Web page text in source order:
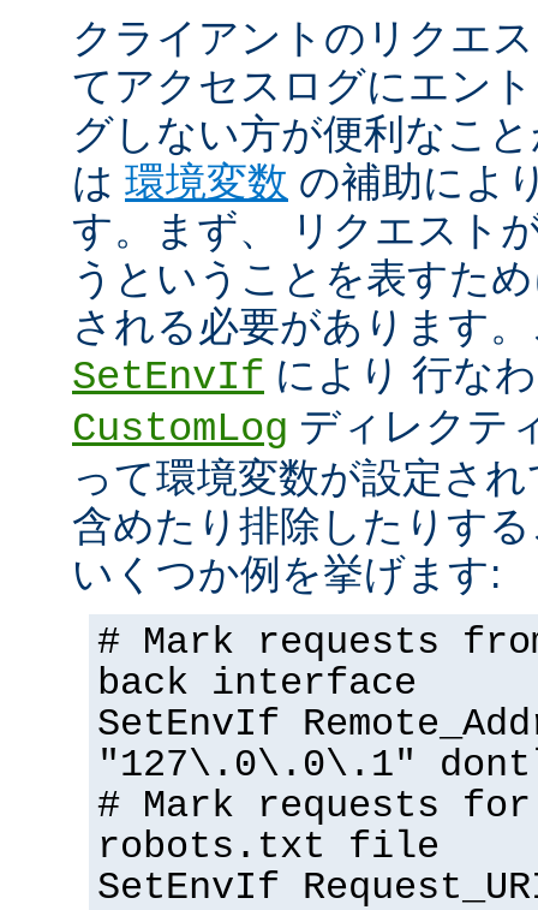
クライアントのリクエ
てアクセスログにエン
グしない方が便利なこ
は 環境変数 の補助によ
す。まず、 リクエスト
うということを表すた
される必要があります
SetEnvIf により 行な
CustomLog ディレクテ
って環境変数が設定さ
含めたり排除したりす
いくつか例を挙げます:
# Mark requests
back interface
SetEnvIf
"127\.0\.0\.1"
# Mark requests
robots.txt file
SetEnvIf